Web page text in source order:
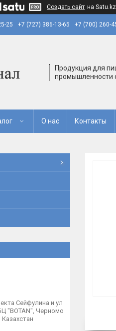
Создать сайт на Satu.kz
25 +7 (727) 386-13-65 +7 (700) 260-
Продукция для
промышленности
О нас Контакты
Сейфулина и ул
"BOTAN", Черномо